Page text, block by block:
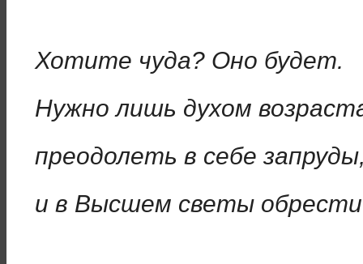
Хотите чуда? Оно будет.
Нужно лишь духом
преодолеть в себе
и в Высшем светы